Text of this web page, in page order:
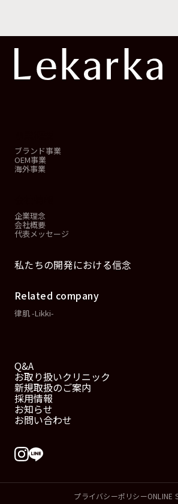
ブランド事業
OEM事業
海外事業
企業理念
会社概要
代表メッセージ
私たちの開発における信念
Related company
律肌 -Likki-
Q&A
お取り扱いクリニック
新規取扱のご案内
採用情報
お知らせ
お問い合わせ
プライバシーポリシーONLINE